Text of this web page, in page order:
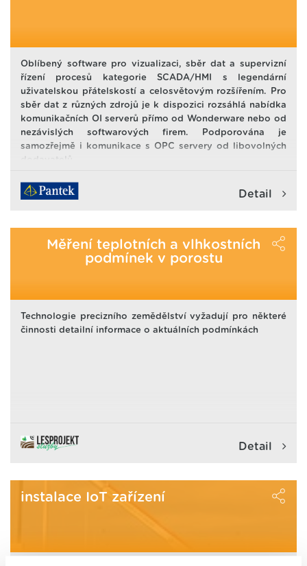
Oblíbený software pro vizualizaci, sběr dat a supervizní
řízení procesů kategorie SCADA/HMI s legendární
uživatelskou přátelskostí a celosvětovým rozšířením. Pro
sběr dat z různých zdrojů je k dispozici rozsáhlá nabídka
komunikačních OI serverů přímo od Wonderware nebo od
nezávislých softwarových firem. Podporována je
samozřejmě i komunikace s OPC servery od libovolných
dodavatelů.
Detail
Měření teplotních a vlhkostních
podmínek v porostu
Technologie precizního zemědělství vyžadují pro některé
činnosti detailní informace o aktuálních podmínkách
Detail
instalace IoT zařízení